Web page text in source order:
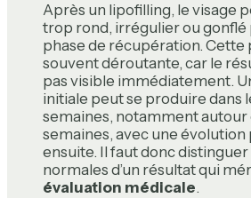
Après un lipofilling, le visage
trop rond, irrégulier ou gonflé
phase de récupération. Cette
souvent déroutante, car le
pas visible immédiatement.
initiale peut se produire dans
semaines, notamment autour
semaines, avec une
ensuite. Il faut donc distinguer
normales d’un résultat qui
évaluation médicale.